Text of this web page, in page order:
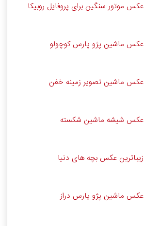
عکس موتور سنگین برای پروفایل روبیکا
عکس ماشین پژو پارس کوچولو
عکس ماشین تصویر زمینه خفن
عکس شیشه ماشین شکسته
زیباترین عکس بچه های دنیا
عکس ماشین پژو پارس دراز